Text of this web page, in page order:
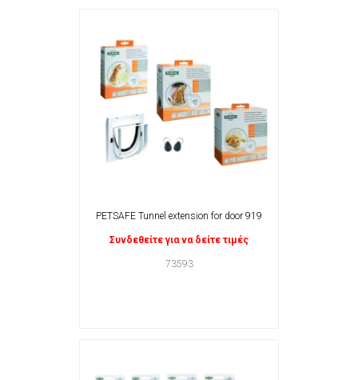
PETSAFE Tunnel extension for door 919
Συνδεθείτε για να δείτε τιμές
73593